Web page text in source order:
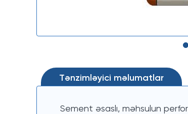
Tənzimləyici məlumatlar
Sement əsaslı, məhsulun